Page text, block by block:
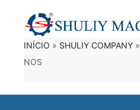
INÍCIO » SHULIY COMPANY »
NOS